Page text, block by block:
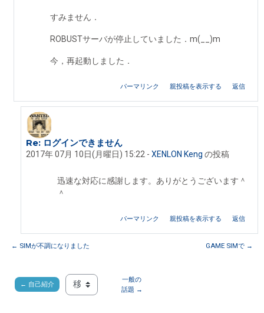
すみません．
ROBUSTサーバが停止していました．m(__)m
今，再起動しました．
パーマリンク 親投稿を表示する 返信
Iseki Fumikazu への返信
Re: ログインできません
2017年 07月 10日(月曜日) 15:22 -XENLON Keng の投稿
迅速な対応に感謝します。ありがとうございます＾
＾
パーマリンク 親投稿を表示する 返信
← SIMが不調になりました GAME SIMで →
← 自己紹介
移動 ...
一般の
話題 →